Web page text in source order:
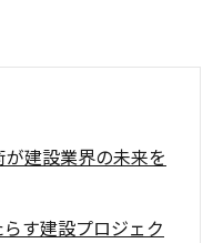
建設業界の未来を
す建設プロジェク